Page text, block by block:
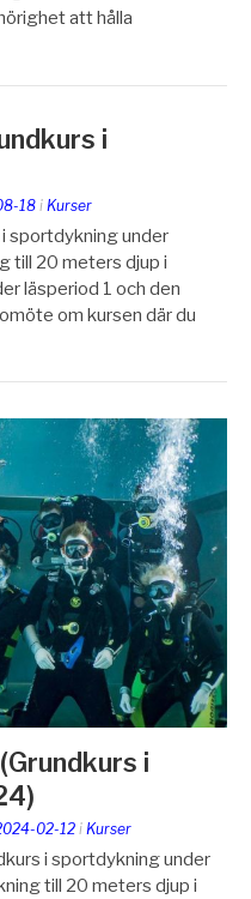
att hålla
i
18 i Kurser
sportdykning under
till 20 meters djup i
läsperiod 1 och den
om kursen där du
i
02-12 i Kurser
i sportdykning under
till 20 meters djup i